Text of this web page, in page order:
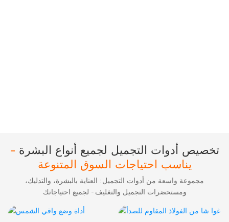
تخصيص أدوات التجميل لجميع أنواع البشرة -
يناسب احتياجات السوق المتنوعة
مجموعة واسعة من أدوات التجميل: العناية بالبشرة، والتدليك،
ومستحضرات التجميل والتغليف - لجميع احتياجاتك